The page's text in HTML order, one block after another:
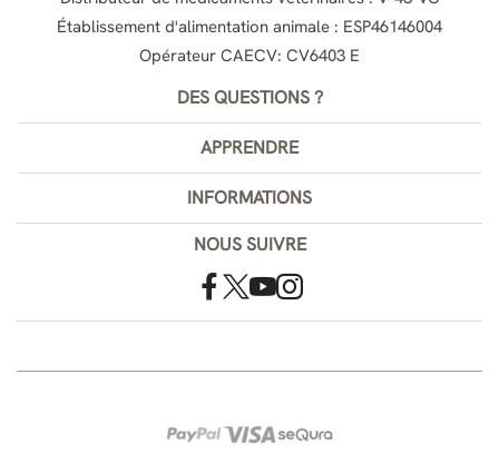
Établissement d'alimentation animale : ESP46146004
Opérateur CAECV: CV6403 E
DES QUESTIONS ?
APPRENDRE
INFORMATIONS
NOUS SUIVRE